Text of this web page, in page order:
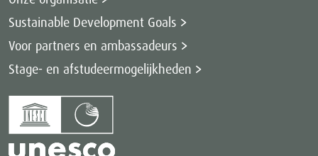
Sustainable Development Goals
Voor partners en ambassadeurs
Stage- en afstudeermogelijkheden